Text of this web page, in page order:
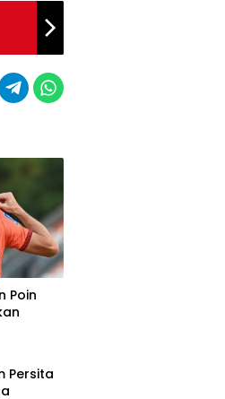
Poin
Persita